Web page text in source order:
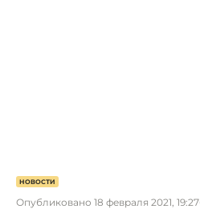
НОВОСТИ
Опубликовано 18 февраля 2021, 19:27